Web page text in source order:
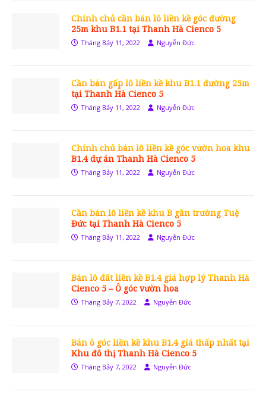
Chính chủ cần bán lô liền kề góc đường
25m khu B1.1 tại Thanh Hà Cienco 5
Tháng Bảy 11, 2022 Nguyễn Đức
Cần bán gấp lô liền kề khu B1.1 đường 25m
tại Thanh Hà Cienco 5
Tháng Bảy 11, 2022 Nguyễn Đức
Chính chủ bán lô liền kề góc vườn hoa khu
B1.4 dự án Thanh Hà Cienco 5
Tháng Bảy 11, 2022 Nguyễn Đức
Cần bán lô liền kề khu B gần trường Tuệ
Đức tại Thanh Hà Cienco 5
Tháng Bảy 11, 2022 Nguyễn Đức
Bán lô đất liền kề B1.4 giá hợp lý Thanh Hà
Cienco 5 – Ô góc vườn hoa
Tháng Bảy 7, 2022 Nguyễn Đức
Bán ô góc liền kề khu B1.4 giá thấp nhất tại
Khu đô thị Thanh Hà Cienco 5
Tháng Bảy 7, 2022 Nguyễn Đức